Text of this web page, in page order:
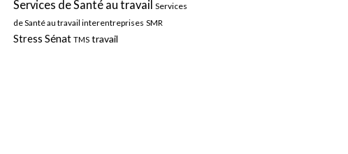
Services de Santé au travail Services
de Santé au travail interentreprises SMR
Stress Sénat TMS travail